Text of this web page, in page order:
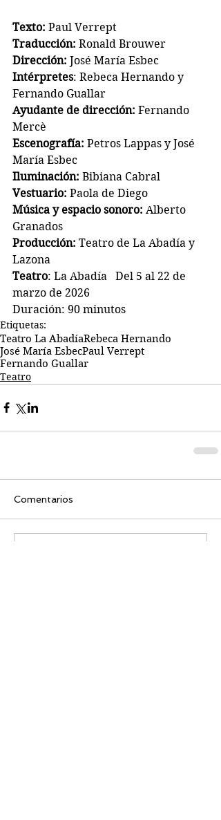
Texto: Paul Verrept
Traducción: Ronald Brouwer
Dirección: José María Esbec
Intérpretes: Rebeca Hernando y
Fernando Guallar
Ayudante de dirección: Fernando
Mercè
Escenografía: Petros Lappas y José
María Esbec
Iluminación: Bibiana Cabral
Vestuario: Paola de Diego
Música y espacio sonoro: Alberto
Granados
Producción: Teatro de La Abadía y
Lazona
Teatro: La Abadía   Del 5 al 22 de
marzo de 2026
Duración: 90 minutos
Etiquetas:
Teatro La AbadíaRebeca Hernando
José María EsbecPaul Verrept
Fernando Guallar
Teatro
Comentarios